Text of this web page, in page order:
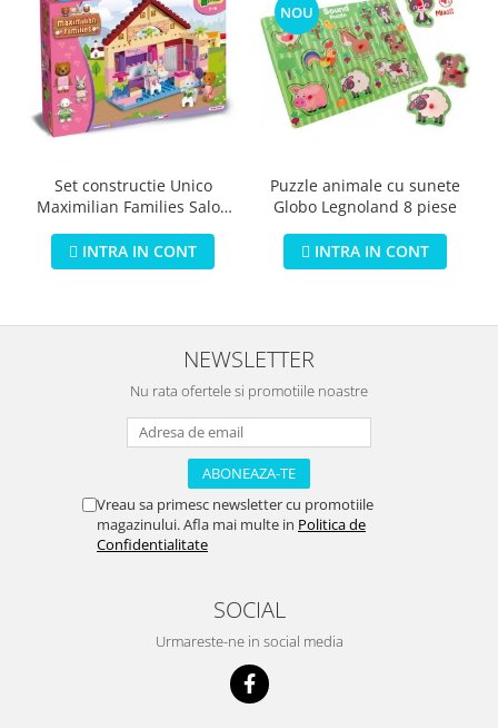
Set constructie Unico
Maximilian Families Salon
INTRA IN CONT
NOU
Puzzle animale cu sunete
Globo Legnoland 8 piese
INTRA IN CONT
NEWSLETTER
Nu rata ofertele si promotiile noastre
Vreau sa primesc newsletter cu promotiile
magazinului. Afla mai multe in Politica de
Confidentialitate
SOCIAL
Urmareste-ne in social media